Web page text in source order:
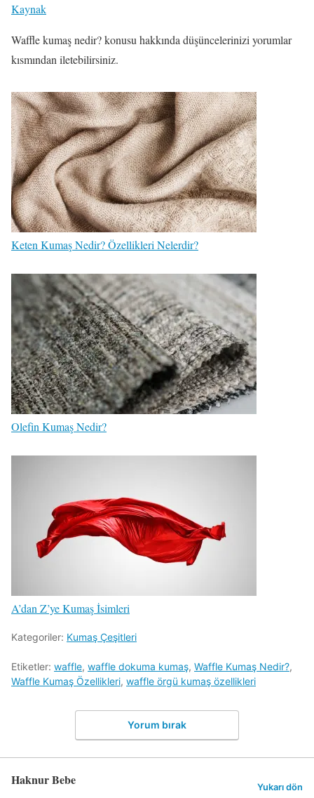
Kaynak
Waffle kumaş nedir? konusu hakkında düşüncelerinizi yorumlar
kısmından iletebilirsiniz.
Keten Kumaş Nedir? Özellikleri Nelerdir?
Olefin Kumaş Nedir?
A’dan Z’ye Kumaş İsimleri
Kategoriler: Kumaş Çeşitleri
Etiketler: waffle, waffle dokuma kumaş, Waffle Kumaş Nedir?,
Waffle Kumaş Özellikleri, waffle örgü kumaş özellikleri
Yorum bırak
Haknur Bebe Yukarı dön